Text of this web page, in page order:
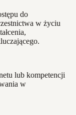
do
w życiu
lub kompetencji
w